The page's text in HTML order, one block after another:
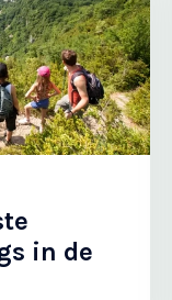
in de